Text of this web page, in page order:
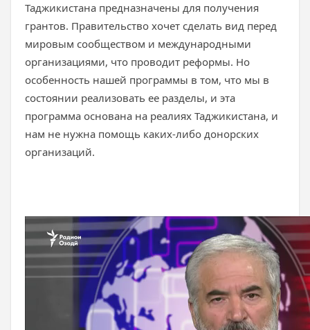
Таджикистана предназначены для получения
грантов. Правительство хочет сделать вид перед
мировым сообществом и международными
организациями, что проводит реформы. Но
особенность нашей программы в том, что мы в
состоянии реализовать ее разделы, и эта
программа основана на реалиях Таджикистана, и
нам не нужна помощь каких-либо донорских
организаций.